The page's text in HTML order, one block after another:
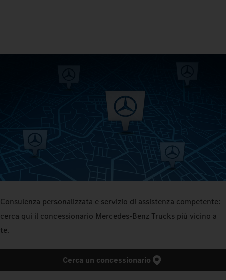
Consulenza personalizzata e servizio di assistenza competente:
cerca qui il concessionario Mercedes‑Benz Trucks più vicino a
te.
Cerca un concessionario